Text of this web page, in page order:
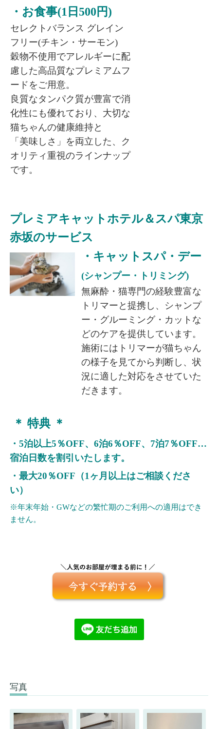
・お食事(1日500円)
セレクトバランス グレイン
フリー(チキン・サーモン)
穀物不使用でアレルギーに配
慮した高品質なプレミアムフ
ードをご用意。
良質なタンパク質が豊富で消
化性にも優れており、大切な
猫ちゃんの健康維持と
「美味しさ」を両立した、 ク
オリティ重視のラインナップ
です。
プレミアキャットホテル＆スパ東京
赤坂のサービス
・キャットスパ・デー
(シャンプー・トリミング)
無麻酔・猫専門の経験豊富な
トリマーと提携し、シャンプ
ー・グルーミング・カットな
どのケアを提供しています。
施術にはトリマーが猫ちゃん
の様子を見てから判断し、状
況に適した対応をさせていた
だきます。
＊ 特典 ＊
・5泊以上5％OFF、6泊6％OFF、7泊7％OFF…
宿泊日数を割引いたします。
・最大20％OFF（1ヶ月以上はご相談くださ
い）
※年末年始・GWなどの繁忙期のご利用への適用はでき
ません。
写真